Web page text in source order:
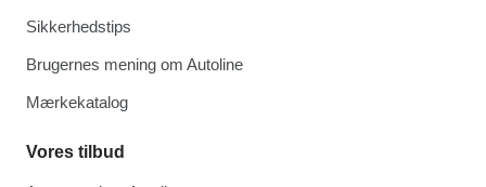
Sikkerhedstips
Brugernes mening om Autoline
Mærkekatalog
Vores tilbud